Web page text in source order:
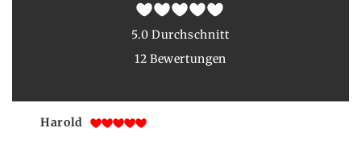
5.0 Durchschnitt
12 Bewertungen
Harold